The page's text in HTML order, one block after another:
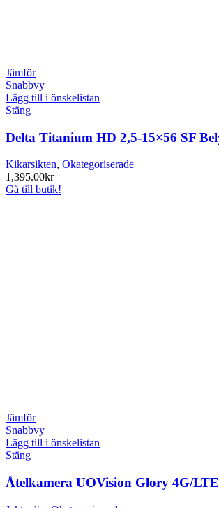
Jämför
Snabbvy
Lägg till i önskelistan
Stäng
Delta Titanium HD 2,5-15×56 SF
Kikarsikten, Okategoriserade
1,395.00kr
Gå till butik!
Jämför
Snabbvy
Lägg till i önskelistan
Stäng
Åtelkamera UOVision Glory 4G/